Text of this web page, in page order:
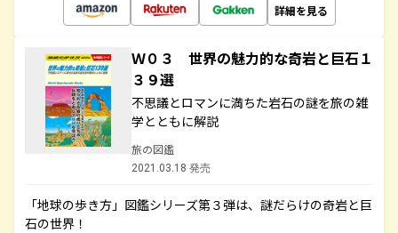
詳細を見る
Ｗ０３ 世界の魅力的な奇岩と巨石１
３９選
不思議とロマンに満ちた岩石の謎を旅の雑
学とともに解説
旅の図鑑
2021.03.18 発売
「地球の歩き方」図鑑シリーズ第３弾は、謎だらけの奇岩と巨
石の世界！